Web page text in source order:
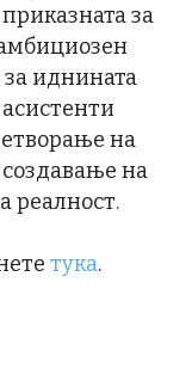
за
иднината
на
на
реалност.
тука.